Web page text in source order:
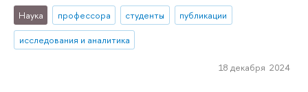
Наука профессора студенты
публикации
исследования и аналитика
18 декабря 2024